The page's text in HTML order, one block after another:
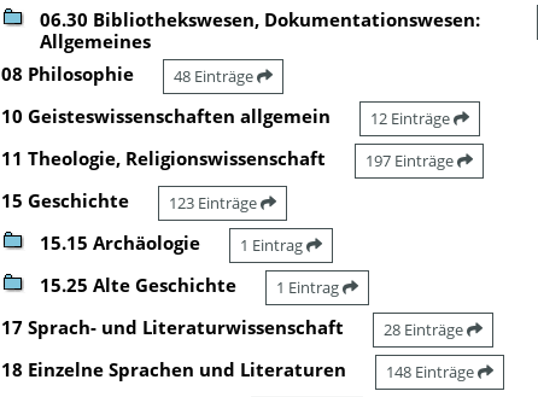
06.30 Bibliothekswesen, Dokumentationswesen:
Allgemeines
08 Philosophie 48 Einträge
10 Geisteswissenschaften allgemein 12 Einträge
11 Theologie, Religionswissenschaft 197 Einträge
15 Geschichte 123 Einträge
15.15 Archäologie 1 Eintrag
15.25 Alte Geschichte 1 Eintrag
17 Sprach- und Literaturwissenschaft 28 Einträge
18 Einzelne Sprachen und Literaturen 148 Einträge